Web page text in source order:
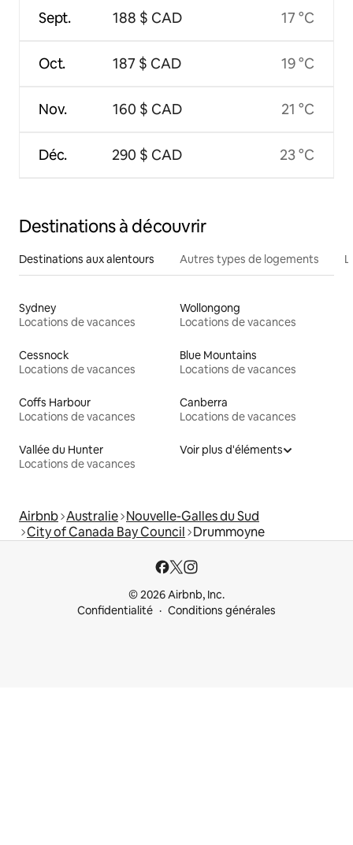
Sept.
Oct.
Nov.
Déc.
188 $ CAD
187 $ CAD
160 $ CAD
290 $ CAD
17 °C
19 °C
21 °C
23 °C
Destinations à découvrir
Destinations aux alentours Autres types de logements
Sydney
Locations de vacances
Wollongong
Locations de vacances
Cessnock
Locations de vacances
Blue Mountains
Locations de vacances
Coffs Harbour
Locations de vacances
Canberra
Locations de vacances
Vallée du Hunter
Locations de vacances
Voir plus d'éléments
Airbnb Australie Nouvelle-Galles du Sud
City of Canada Bay Council Drummoyne
© 2026 Airbnb, Inc.
Confidentialité
Conditions générales